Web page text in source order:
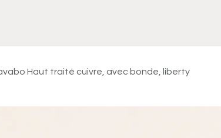
Haut traité cuivre, avec bonde, liberty